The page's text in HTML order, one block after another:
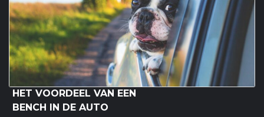
HET VOORDEEL VAN EEN
BENCH IN DE AUTO